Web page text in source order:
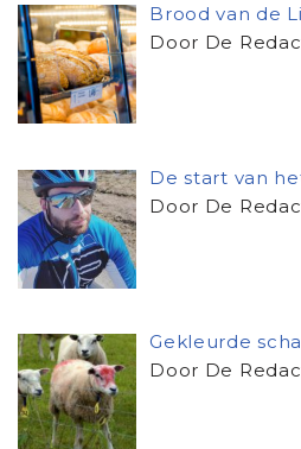
Brood van de
Door De
De start van
Door De
Gekleurde
Door De